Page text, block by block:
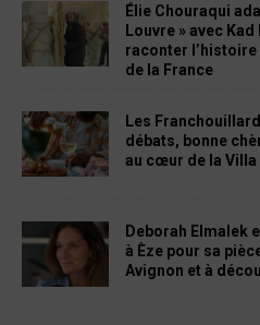
Élie Chouraqui
Louvre » avec
raconter
de la France
Les
débats, bonne
au cœur de la Villa
Deborah Elmalek
à Èze pour sa
Avignon et à